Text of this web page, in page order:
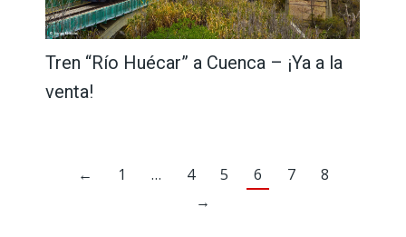
Tren “Río Huécar” a Cuenca – ¡Ya a la
venta!
← 1 … 4 5 6 7
8
→